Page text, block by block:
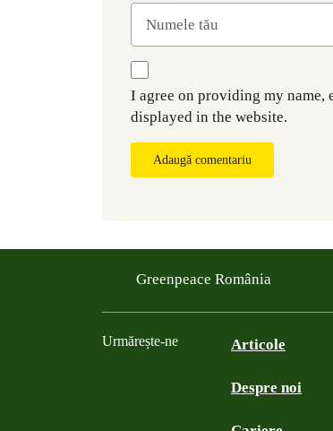
I agree on providing my name,
displayed in the website.
Adaugă comentariu
Greenpeace România
Urmărește-ne Articole
Despre noi